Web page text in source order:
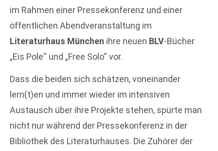
im Rahmen einer Pressekonferenz und einer
öffentlichen Abendveranstaltung im
Literaturhaus München ihre neuen BLV-Bücher
„Eis Pole“ und „Free Solo“ vor.
Dass die beiden sich schätzen, voneinander
lern(t)en und immer wieder im intensiven
Austausch über ihre Projekte stehen, spürte man
nicht nur während der Pressekonferenz in der
Bibliothek des Literaturhauses. Die Zuhörer der